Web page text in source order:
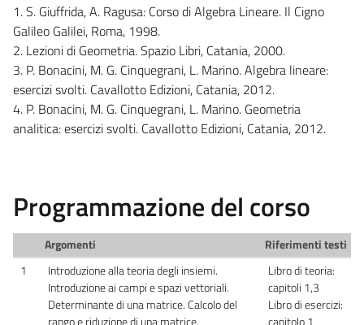
1. S. Giuffrida, A. Ragusa: Corso di Algebra Lineare. Il Cigno
Galileo Galilei, Roma, 1998.
2. Lezioni di Geometria. Spazio Libri, Catania, 2000.
3. P. Bonacini, M. G. Cinquegrani, L. Marino. Algebra lineare:
esercizi svolti. Cavallotto Edizioni, Catania, 2012.
4. P. Bonacini, M. G. Cinquegrani, L. Marino. Geometria
analitica: esercizi svolti. Cavallotto Edizioni, Catania, 2012.
Programmazione del corso
Argomenti
Riferimenti testi
1
Introduzione alla teoria degli insiemi.
Introduzione ai campi e spazi vettoriali.
Determinante di una matrice. Calcolo del
Libro di teoria:
capitoli 1,3
Libro di esercizi: